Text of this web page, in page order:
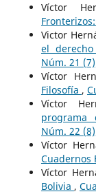
Víctor
Victor
el
Núm. 21 (7)
Víctor
Filosofía ,
Víctor
programa
Núm. 22 (8)
Víctor
Cuadernos
Víctor
Bolivia ,